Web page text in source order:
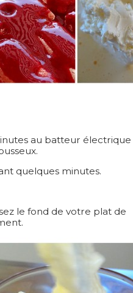
au batteur électrique
quelques minutes.
le fond de votre plat de